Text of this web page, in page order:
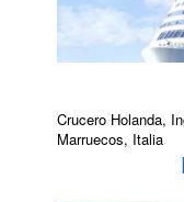
Crucero Holanda,
Marruecos, Italia